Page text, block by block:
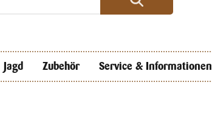
Jagd Zubehör Service & Informationen